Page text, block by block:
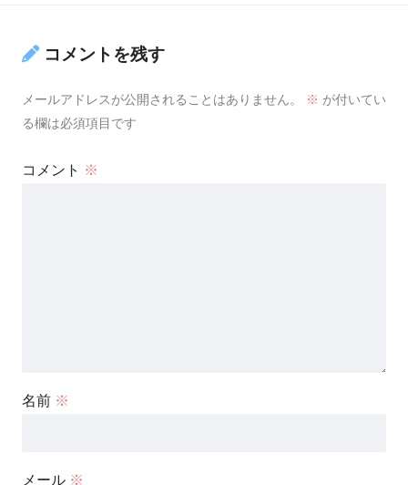
コメントを残す
メールアドレスが公開されることはありません。 ※ が付いてい
る欄は必須項目です
コメント ※
名前 ※
メール ※